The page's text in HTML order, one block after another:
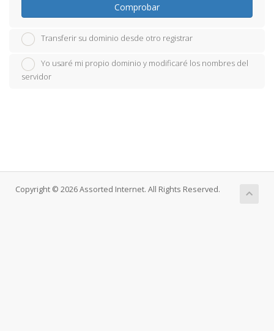
Comprobar
Transferir su dominio desde otro registrar
Yo usaré mi propio dominio y modificaré los nombres del
servidor
Copyright © 2026 Assorted Internet. All Rights Reserved.